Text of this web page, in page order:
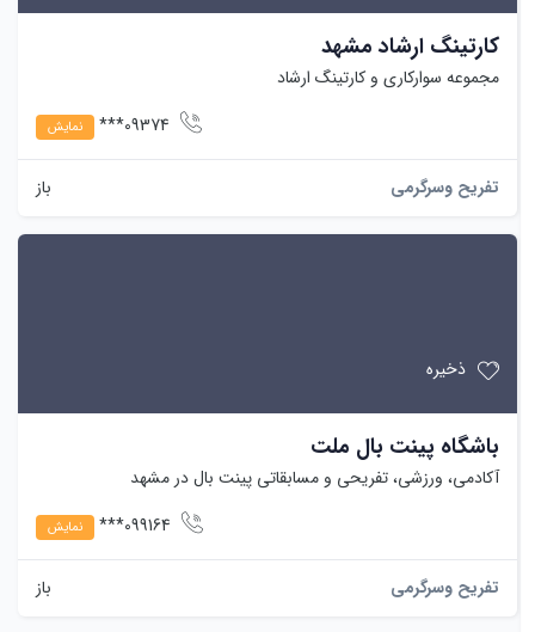
کارتینگ ارشاد مشهد
مجموعه سوارکاری و کارتینگ ارشاد
نمایش
تفریح وسرگرمی باز
ذخیره
باشگاه پینت بال ملت
آکادمی، ورزشی، تفریحی و مسابقاتی پینت بال در مشهد​​​​​​​
نمایش
تفریح وسرگرمی باز